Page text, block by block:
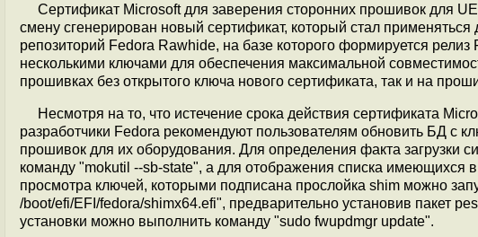
Сертификат Microsoft для заверения сторонних прошивок для
смену сгенерирован новый сертификат, который стал
репозиторий Fedora Rawhide, на базе которого формируется
несколькими ключами для обеспечения максимальной
прошивках без открытого ключа нового сертификата, так и на
Несмотря на то, что истечение срока действия сертификата
разработчики Fedora рекомендуют пользователям обновить БД c
прошивок для их оборудования. Для определения факта загрузки
команду "mokutil --sb-state", а для отображения списка имеющихся
просмотра ключей, которыми подписана прослойка shim можно
/boot/efi/EFI/fedora/shimx64.efi", предварительно установив пакет
установки можно выполнить команду "sudo fwupdmgr update".